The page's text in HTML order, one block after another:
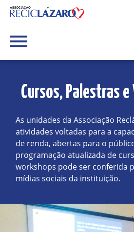
Cursos, Palestras
As unidades da Associação
atividades voltadas para a
de renda, abertas para o
programação atualizada de
workshops pode ser conferida
mídias sociais da instituição.